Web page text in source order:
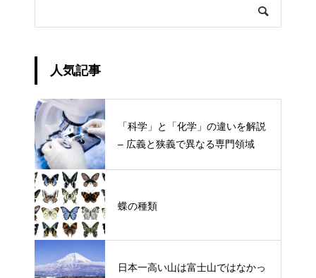
人気記事
「科学」と「化学」の違いを解説
– 広義と狭義で異なる専門領域
蝶の種類
日本一高い山は富士山ではなかっ